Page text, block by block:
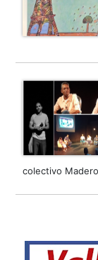
colectivo